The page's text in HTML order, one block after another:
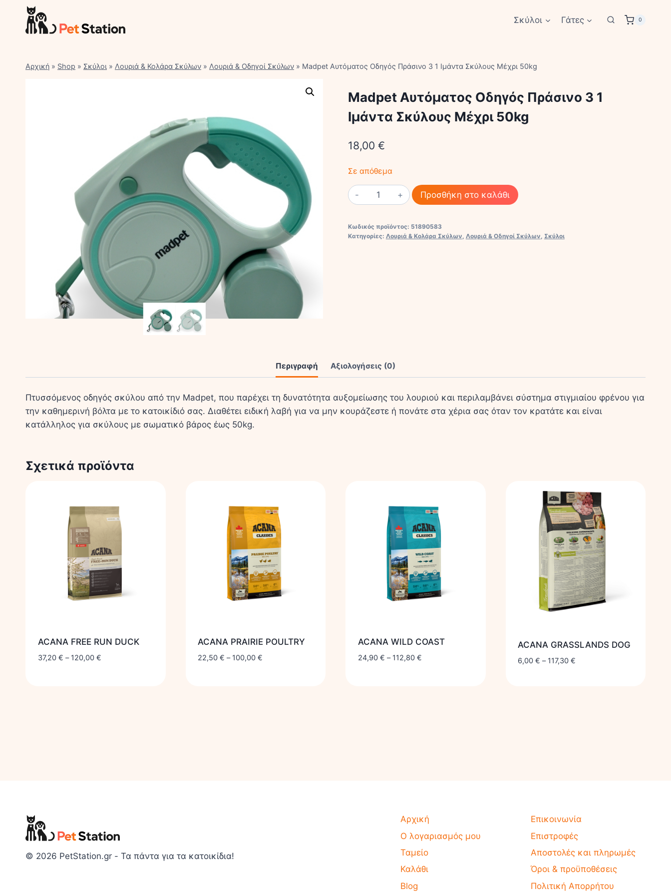
content
Σκύλοι Γάτες 0
Αρχική » Shop » Σκύλοι » Λουριά & Κολάρα Σκύλων » Λουριά & Οδηγοί Σκύλων » Madpet Αυτόματος Οδηγός Πράσινο 3 1 Ιμάντα Σκύλους Μέχρι 50kg
Madpet Αυτόματος Οδηγός Πράσινο 3 1
Ιμάντα Σκύλους Μέχρι 50kg
18,00 €
Σε απόθεμα
Madpet
Αυτόματος
Πράσινο
Προσθήκη στο καλάθι
Κωδικός προϊόντος: 51890583
Κατηγορίες: Λουριά & Κολάρα Σκύλων, Λουριά & Οδηγοί Σκύλων, Σκύλοι
Περιγραφή Αξιολογήσεις (0)
Πτυσσόμενος οδηγός σκύλου από την Madpet, που παρέχει τη δυνατότητα αυξομείωσης του λουριού και περιλαμβάνει σύστημα στιγμιαίου φρένου για
την καθημερινή βόλτα με το κατοικίδιό σας. Διαθέτει ειδική λαβή για να μην κουράζεστε ή πονάτε στα χέρια σας όταν τον κρατάτε και είναι
κατάλληλος για σκύλους με σωματικό βάρος έως 50kg.
Σχετικά προϊόντα
ACANA FREE RUN DUCK
37,20 € – 120,00 €
ACANA PRAIRIE POULTRY
22,50 € – 100,00 €
ACANA WILD COAST
24,90 € – 112,80 €
ACANA GRASSLANDS DOG
6,00 € – 117,30 €
© 2026 PetStation.gr - Τα πάντα για τα κατοικίδια!
Αρχική
Ο λογαριασμός μου
Ταμείο
Καλάθι
Blog
Επικοινωνία
Επιστροφές
Αποστολές και πληρωμές
Όροι & προϋποθέσεις
Πολιτική Απορρήτου